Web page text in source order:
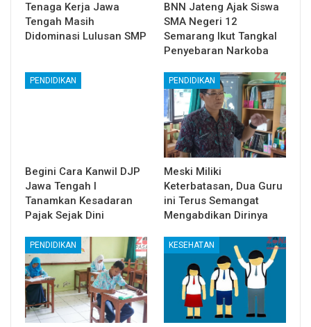
Tenaga Kerja Jawa
Tengah Masih
Didominasi Lulusan SMP
BNN Jateng Ajak Siswa
SMA Negeri 12
Semarang Ikut Tangkal
Penyebaran Narkoba
PENDIDIKAN
Begini Cara Kanwil DJP
Jawa Tengah I
Tanamkan Kesadaran
Pajak Sejak Dini
PENDIDIKAN
Meski Miliki
Keterbatasan, Dua Guru
ini Terus Semangat
Mengabdikan Dirinya
PENDIDIKAN KESEHATAN